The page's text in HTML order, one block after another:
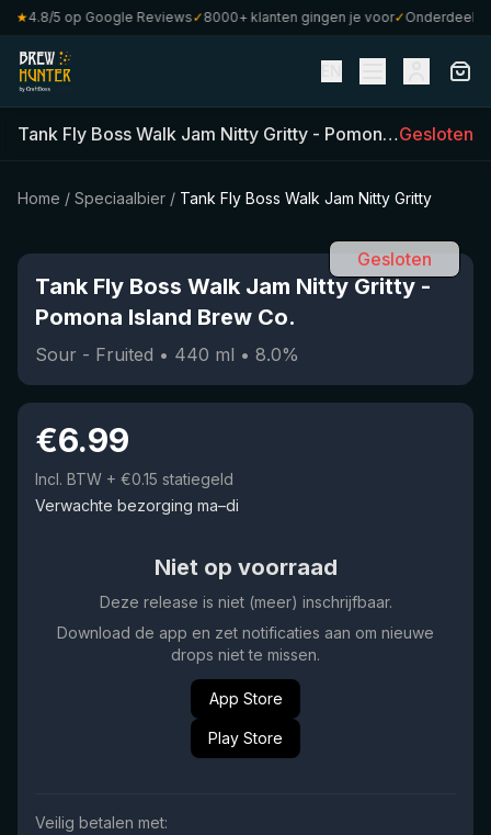
4.8/5 op Google Reviews✓8000+ klanten gingen je voor✓Onderdeel van
Tank Fly Boss Walk Jam Nitty Gritty - Pomona Island Brew Co. Gesloten
Home / Speciaalbier / Tank Fly Boss Walk Jam Nitty Gritty
Gesloten
Tank Fly Boss Walk Jam Nitty Gritty-
Pomona Island Brew Co.
Sour - Fruited • 440 ml • 8.0%
€6.99
Incl. BTW + €0.15 statiegeld
Verwachte bezorging ma–di
Niet op voorraad
Deze release is niet (meer) inschrijfbaar.
Download de app en zet notificaties aan om nieuwe
drops niet te missen.
App Store
Play Store
Veilig betalen met: